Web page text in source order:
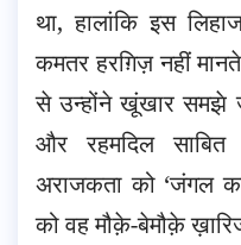
था, हालांकि इस
कमतर हरग़िज़ नहीं
से उन्होंने खूंखार समझे
और रहमदिल
अराजकता को ‘जंगल
को वह मौक़े-बेमौक़े